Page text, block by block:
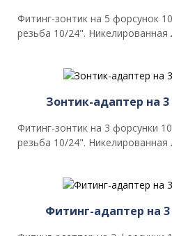
Фитинг-зонтик на 5 форсунок
резьба 10/24". Никелированная
Зонтик-адаптер на
Фитинг-зонтик на 3 форсунки
резьба 10/24". Никелированная
Фитинг-адаптер на